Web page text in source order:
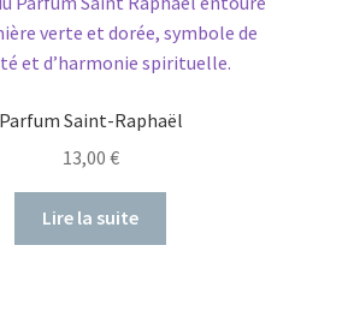
Parfum Saint-Raphaël
13,00 €
Lire la suite